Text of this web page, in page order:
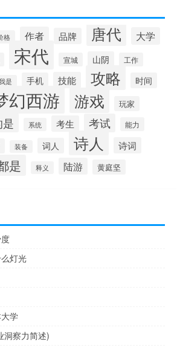
格 作者 品牌 唐代 大学
宋代 宣城 山阴 工作
是 手机 技能 攻略
时间
幻西游 游戏 玩家
是 系统 考生 考试 能力
装备 词人 诗人 诗词
是 释义 陆游 黄庭坚
灯光
学
洞察力简述)